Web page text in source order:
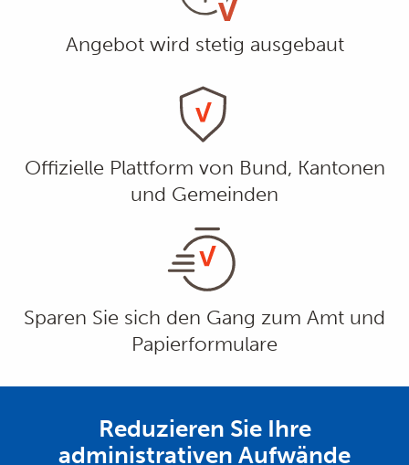
Angebot wird stetig ausgebaut
Offizielle Plattform von Bund, Kantonen
und Gemeinden
Sparen Sie sich den Gang zum Amt und
Papierformulare
Reduzieren Sie Ihre
administrativen Aufwände